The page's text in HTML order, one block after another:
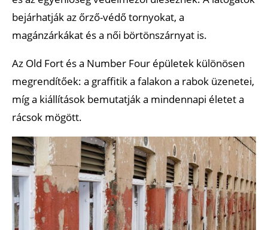
bejárhatják az őrző-védő tornyokat, a
magánzárkákat és a női börtönszárnyat is.
Az Old Fort és a Number Four épületek különösen
megrendítőek: a graffitik a falakon a rabok üzenetei,
míg a kiállítások bemutatják a mindennapi életet a
rácsok mögött.